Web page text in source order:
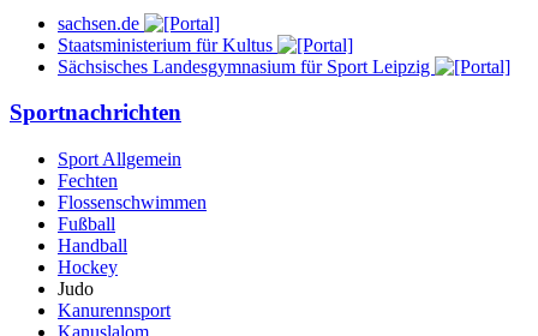
sachsen.de
Staatsministerium für Kultus
Sächsisches Landesgymnasium für Sport Leipzig
Sportnachrichten
Sport Allgemein
Fechten
Flossenschwimmen
Fußball
Handball
Hockey
Judo
Kanurennsport
Kanuslalom